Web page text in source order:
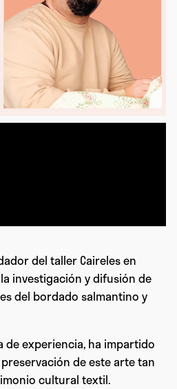
del taller Caireles en
investigación y difusión de
del bordado salmantino y
de experiencia, ha impartido
de este arte tan
cultural textil.